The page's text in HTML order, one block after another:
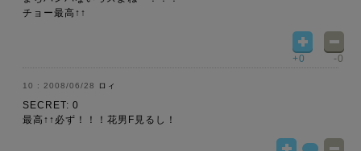
チョー最高↑↑
+0 -0
2008/06/28 ロィ
SECRET: 0
最高↑↑必ず！！！花男F見るし！